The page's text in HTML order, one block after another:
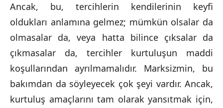
Ancak, bu, tercihlerin kendilerinin keyfi
oldukları anlamına gelmez; mümkün olsalar da
olmasalar da, veya hatta bilince çıksalar da
çıkmasalar da, tercihler kurtuluşun maddi
koşullarından ayrılmamalıdır. Marksizmin, bu
bakımdan da söyleyecek çok şeyi vardır. Ancak,
kurtuluş amaçlarını tam olarak yansıtmak için,